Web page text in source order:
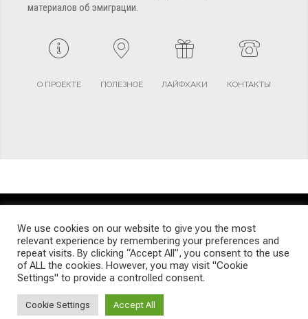
материалов об эмиграции.
О ПРОЕКТЕ ПОЛЕЗНОЕ ЛАЙФХАКИ КОНТАКТЫ
TERMS AND CONDITIONS PRIVACY POLICY SITEMAP
© Emigrants Life WordPress Theme by TagDiv
We use cookies on our website to give you the most
relevant experience by remembering your preferences and
repeat visits. By clicking “Accept All”, you consent to the use
of ALL the cookies. However, you may visit "Cookie
Settings" to provide a controlled consent.
Cookie Settings Accept All